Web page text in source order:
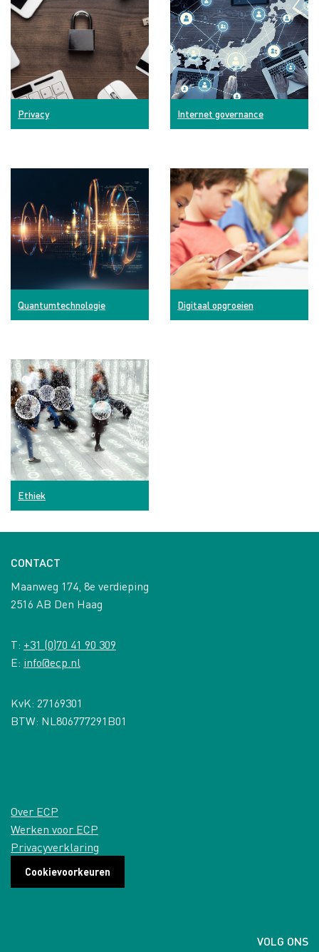
Privacy Internet governance
Quantumtechnologie Digitaal opgroeien
Ethiek
CONTACT
Maanweg 174, 8e verdieping
2516 AB Den Haag
T: +31 (0)70 41 90 309
E: info@ecp.nl
KvK: 27169301
BTW: NL806777291B01
Over ECP
Werken voor ECP
Privacyverklaring
Cookievoorkeuren
VOLG ONS